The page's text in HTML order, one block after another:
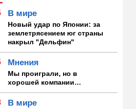
В мире
Новый удар по Японии: за
землетрясением юг страны
накрыл "Дельфин"
Мнения
Мы проиграли, но в
хорошей компании…
В мире